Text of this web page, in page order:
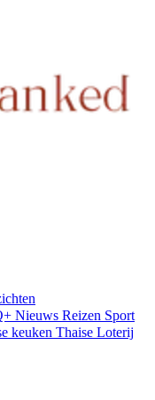
Nieuws Reizen Sport
keuken Thaise Loterij